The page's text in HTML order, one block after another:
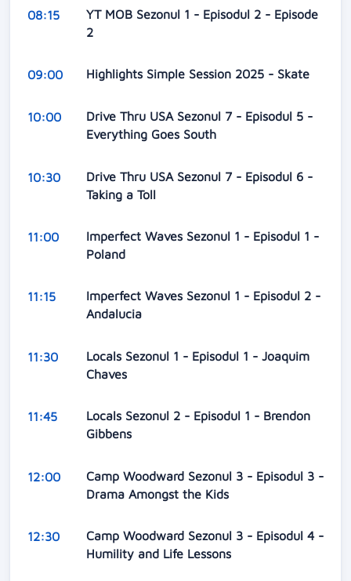
08:15
YT MOB Sezonul 1 - Episodul 2 - Episode
2
09:00 Highlights Simple Session 2025 - Skate
10:00
Drive Thru USA Sezonul 7 - Episodul 5 -
Everything Goes South
10:30
Drive Thru USA Sezonul 7 - Episodul 6 -
Taking a Toll
11:00
Imperfect Waves Sezonul 1 - Episodul 1 -
Poland
11:15
Imperfect Waves Sezonul 1 - Episodul 2 -
Andalucia
11:30
Locals Sezonul 1 - Episodul 1 - Joaquim
Chaves
11:45
Locals Sezonul 2 - Episodul 1 - Brendon
Gibbens
12:00
Camp Woodward Sezonul 3 - Episodul 3 -
Drama Amongst the Kids
12:30
Camp Woodward Sezonul 3 - Episodul 4 -
Humility and Life Lessons